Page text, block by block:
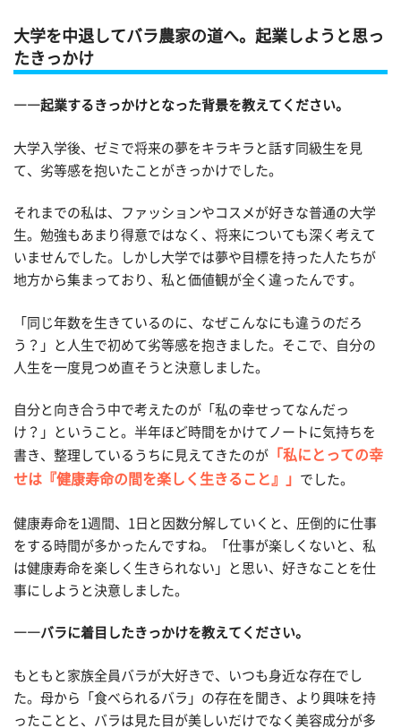
大学を中退してバラ農家の道へ。起業しようと思っ
たきっかけ
――起業するきっかけとなった背景を教えてください。
大学入学後、ゼミで将来の夢をキラキラと話す同級生を見
て、劣等感を抱いたことがきっかけでした。
それまでの私は、ファッションやコスメが好きな普通の大学
生。勉強もあまり得意ではなく、将来についても深く考えて
いませんでした。しかし大学では夢や目標を持った人たちが
地方から集まっており、私と価値観が全く違ったんです。
「同じ年数を生きているのに、なぜこんなにも違うのだろ
う？」と人生で初めて劣等感を抱きました。そこで、自分の
人生を一度見つめ直そうと決意しました。
自分と向き合う中で考えたのが「私の幸せってなんだっ
け？」ということ。半年ほど時間をかけてノートに気持ちを
書き、整理しているうちに見えてきたのが 「私にとっての幸
せは『健康寿命の間を楽しく生きること』」 でした。
健康寿命を1週間、1日と因数分解していくと、圧倒的に仕事
をする時間が多かったんですね。「仕事が楽しくないと、私
は健康寿命を楽しく生きられない」と思い、好きなことを仕
事にしようと決意しました。
――バラに着目したきっかけを教えてください。
もともと家族全員バラが大好きで、いつも身近な存在でし
た。母から「食べられるバラ」の存在を聞き、より興味を持
ったことと、バラは見た目が美しいだけでなく美容成分が多